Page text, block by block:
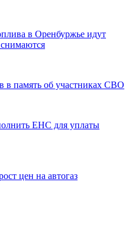
в Оренбуржье идут
память об участниках СВО
ЕНС для уплаты
цен на автогаз